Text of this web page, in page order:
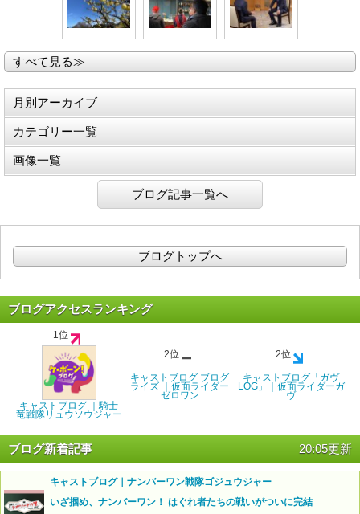
すべて見る≫
月別アーカイブ
カテゴリー一覧
画像一覧
ブログ記事一覧へ
ブログトップへ
ブログアクセスランキング
1位
キャストブログ ｜騎士
竜戦隊リュウソウジャー
2位
キャストブログ ブログ
ライズ ｜仮面ライダー
ゼロワン
2位
キャストブログ「ガヴ
LOG」｜仮面ライダーガ
ヴ
ブログ新着記事 20:05更新
キャストブログ｜ナンバーワン戦隊ゴジュウジャー
いざ掴め、ナンバーワン！ はぐれ者たちの戦いがついに完結